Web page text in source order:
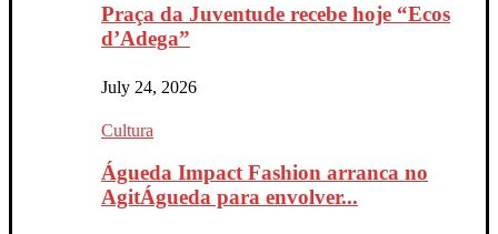
Praça da Juventude recebe hoje “Ecos
d’Adega”
July 24, 2026
Cultura
Águeda Impact Fashion arranca no
AgitÁgueda para envolver...